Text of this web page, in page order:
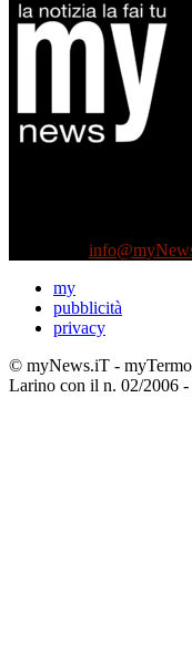
my
pubblicità
privacy
© myNews.iT -
Larino con il n. 02/2006